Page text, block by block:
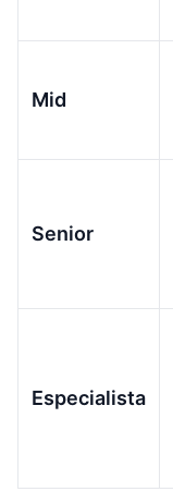
Mid
Senior
Especialista